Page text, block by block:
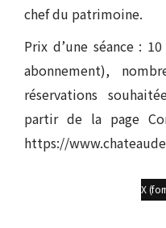
chef du patrimoine.
Prix d’une séance :
abonnement),
réservations
partir de la page
https://
X